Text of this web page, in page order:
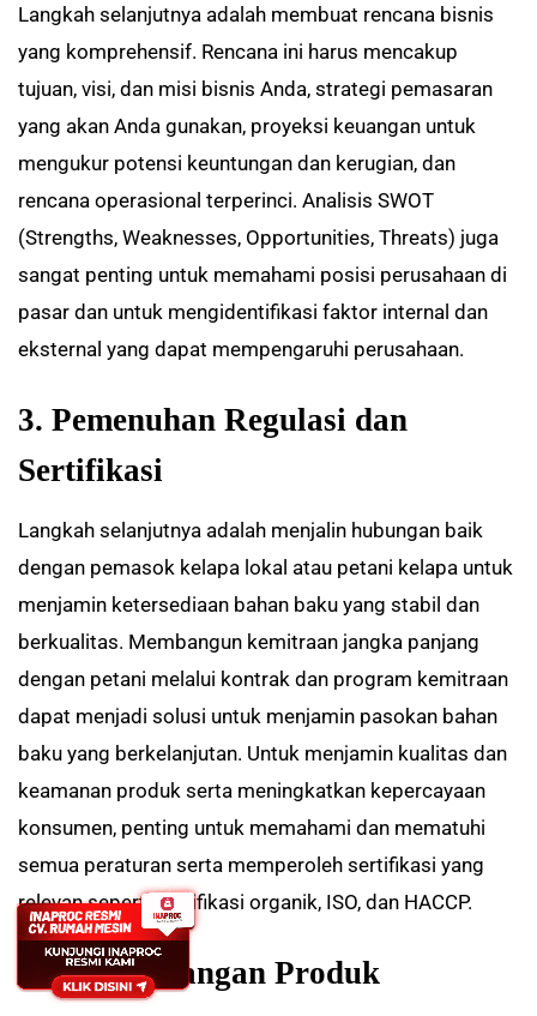
Langkah selanjutnya adalah membuat rencana bisnis
yang komprehensif. Rencana ini harus mencakup
tujuan, visi, dan misi bisnis Anda, strategi pemasaran
yang akan Anda gunakan, proyeksi keuangan untuk
mengukur potensi keuntungan dan kerugian, dan
rencana operasional terperinci. Analisis SWOT
(Strengths, Weaknesses, Opportunities, Threats) juga
sangat penting untuk memahami posisi perusahaan di
pasar dan untuk mengidentifikasi faktor internal dan
eksternal yang dapat mempengaruhi perusahaan.
3. Pemenuhan Regulasi dan
Sertifikasi
Langkah selanjutnya adalah menjalin hubungan baik
dengan pemasok kelapa lokal atau petani kelapa untuk
menjamin ketersediaan bahan baku yang stabil dan
berkualitas. Membangun kemitraan jangka panjang
dengan petani melalui kontrak dan program kemitraan
dapat menjadi solusi untuk menjamin pasokan bahan
baku yang berkelanjutan. Untuk menjamin kualitas dan
keamanan produk serta meningkatkan kepercayaan
konsumen, penting untuk memahami dan mematuhi
semua peraturan serta memperoleh sertifikasi yang
relevan seperti sertifikasi organik, ISO, dan HACCP.
4. Pengembangan Produk